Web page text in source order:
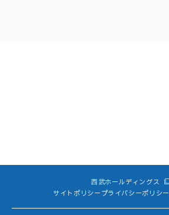
西武ホールディングス
サイトポリシープライバシーポリシー